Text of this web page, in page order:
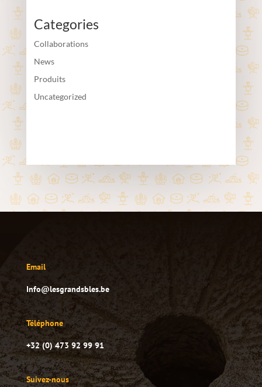
Categories
Collaborations
News
Produits
Uncategorized
Email
Info@lesgrandsbles.be
Téléphone
+32 (0) 473 92 99 91
Suivez-nous